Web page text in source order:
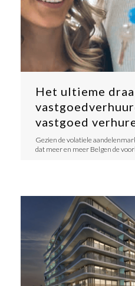
Het ultieme
vastgoed
Gezien de volatiele
dat meer en meer Belgen de